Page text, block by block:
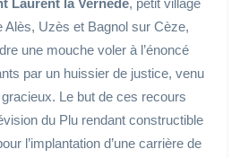
Laurent la Vernède, petit village
Alès, Uzès et Bagnol sur Cèze,
une mouche voler à l’énoncé
par un huissier de justice, venu
Le but de ces recours
du Plu rendant constructible
l’implantation d’une carrière de